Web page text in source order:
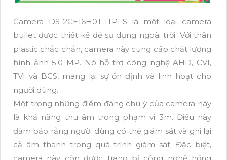
Camera DS-2CE16H0T-ITPFS là một loại camera
bullet được thiết kế để sử dụng ngoài trời. Với thân
plastic chắc chắn, camera này cung cấp chất lượng
hình ảnh 5.0 MP. Nó hỗ trợ công nghệ AHD, CVI,
TVI và BCS, mang lại sự ổn định và linh hoạt cho
người dùng.
Một trong những điểm đáng chú ý của camera này
là khả năng thu âm trong phạm vi 3m. Điều này
đảm bảo rằng người dùng có thể giám sát và ghi lại
cả âm thanh trong quá trình giám sát. Đặc biệt,